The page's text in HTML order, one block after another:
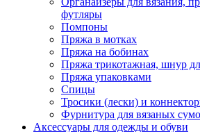
футляры
Помпоны
Пряжа в мотках
Пряжа на бобинах
Пряжа трикотажная, шнур
Пряжа упаковками
Спицы
Тросики (лески) и
Фурнитура для вязаных
Аксессуары для одежды и обуви